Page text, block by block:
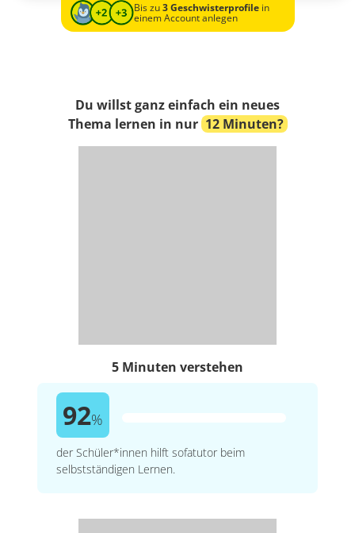
Bis zu3 Geschwisterprofilein
einem Account anlegen
Du willst ganz einfach ein neues
Thema lernen in nur 12 Minuten?
5 Minuten verstehen
92%
der Schüler*innen hilft sofatutor beim
selbstständigen Lernen.